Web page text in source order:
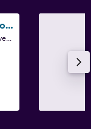
Park Regis Kris Kin Hotel Dubai